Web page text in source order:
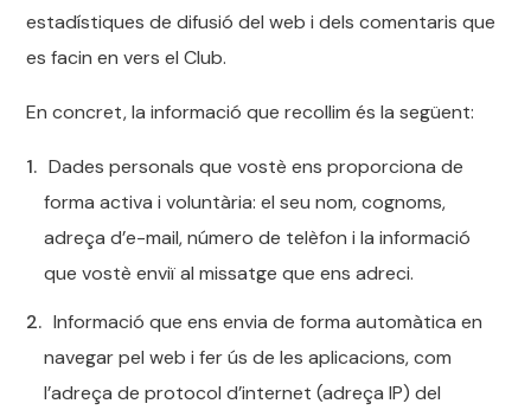
estadístiques de difusió del web i dels comentaris que
es facin en vers el Club.
En concret, la informació que recollim és la següent:
Dades personals que vostè ens proporciona de
forma activa i voluntària: el seu nom, cognoms,
adreça d’e-mail, número de telèfon i la informació
que vostè enviï al missatge que ens adreci.
Informació que ens envia de forma automàtica en
navegar pel web i fer ús de les aplicacions, com
l’adreça de protocol d’internet (adreça IP) del